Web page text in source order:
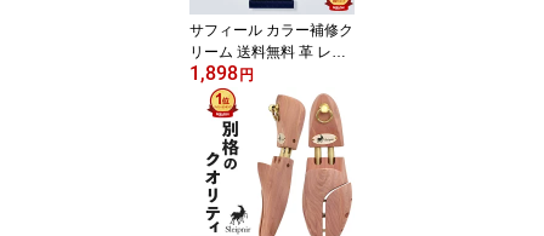
SCO PA-D30P
サフィール カラー補修ク
リーム 送料無料 革 レザ
ー 合成皮革 合皮 補色 着
色 補修 修理 バッグ 靴 ソ
ファー クリーム 色あせ
色落ち キズ 手入れ 革靴
傷 消し ひっかきキズ ス
ニーカー レノベイティン
グ カラー補修 チューブ 2
5ml 全48色 色グループ 2
1,898円